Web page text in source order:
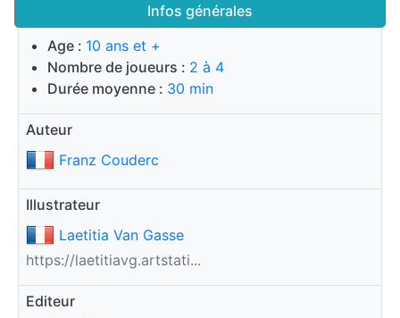
Infos générales
Age : 10 ans et +
Nombre de joueurs : 2 à 4
Durée moyenne : 30 min
Auteur
Franz Couderc
Illustrateur
Laetitia Van Gasse
https://laetitiavg.artstati...
Editeur